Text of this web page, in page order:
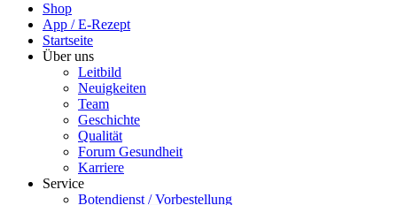
Shop
App / E-Rezept
Startseite
Über uns
Leitbild
Neuigkeiten
Team
Geschichte
Qualität
Forum Gesundheit
Karriere
Service
Botendienst / Vorbestellung